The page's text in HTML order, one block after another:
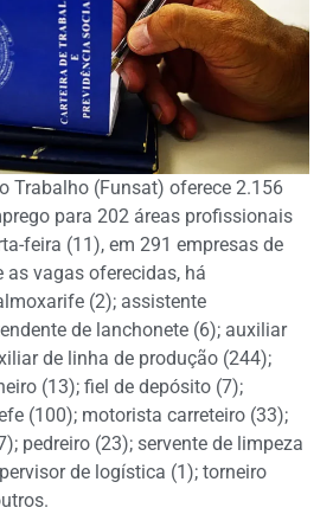
Trabalho (Funsat) oferece 2.156
para 202 áreas profissionais
feira (11), em 291 empresas de
as vagas oferecidas, há
(2); assistente
de lanchonete (6); auxiliar
de linha de produção (244);
(13); fiel de depósito (7);
(100); motorista carreteiro (33);
pedreiro (23); servente de limpeza
de logística (1); torneiro